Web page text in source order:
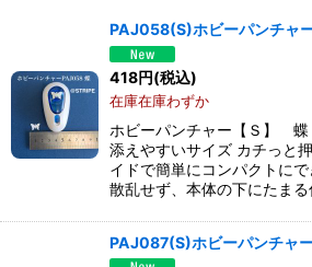
PAJ058(S)ホビーパンチャ
418円(税込)
在庫在庫わずか
ホビーパンチャー【Ｓ】 蝶
添えやすいサイズ カチっと
イドで簡単にコンパクトに
散乱せず、本体の下にたまる
PAJ087(S)ホビーパンチャ